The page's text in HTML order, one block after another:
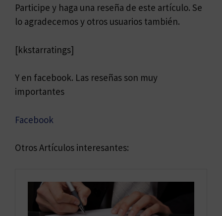
Participe y haga una reseña de este artículo. Se
lo agradecemos y otros usuarios también.
[kkstarratings]
Y en facebook. Las reseñas son muy
importantes
Facebook
Otros Artículos interesantes: